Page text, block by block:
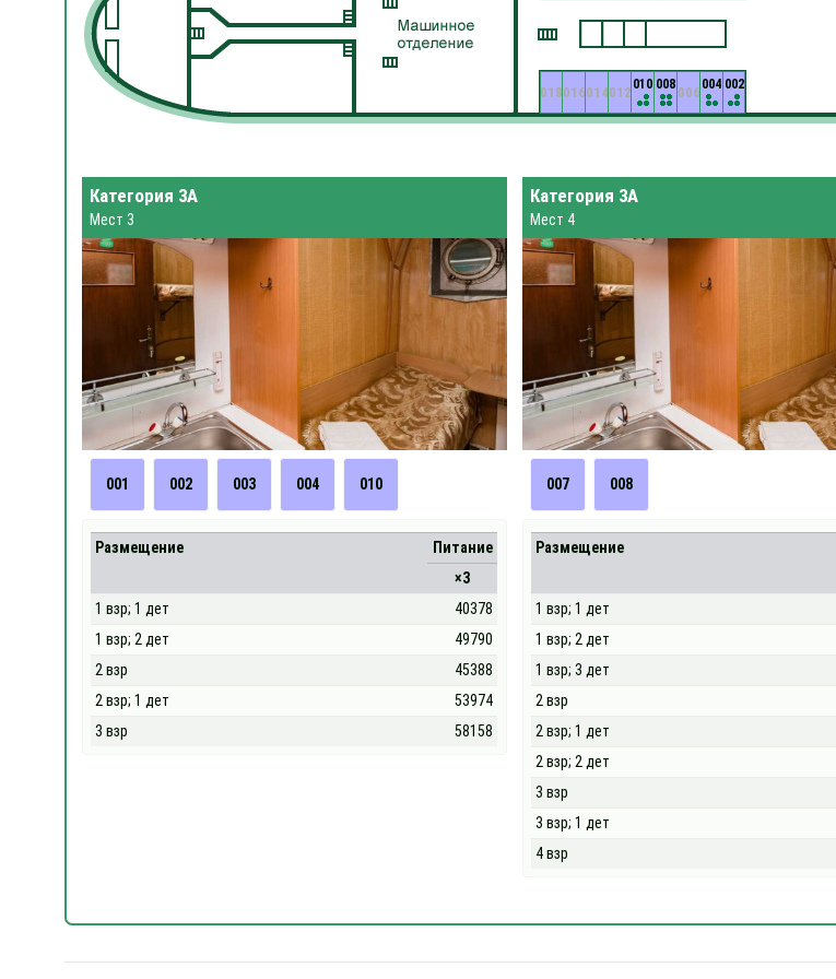
002
004
006
008
010
012
014
016
018
Категория 3А
Мест 3
001 002 003 004 010
Размещение
Питание
×3
1 взр; 1 дет
40378
1 взр; 2 дет
49790
2 взр
45388
2 взр; 1 дет
53974
3 взр
58158
Категория 3А
Мест 4
007 008
Размещение
1 взр; 1 дет
1 взр; 2 дет
1 взр; 3 дет
2 взр
2 взр; 1 дет
2 взр; 2 дет
3 взр
3 взр; 1 дет
4 взр